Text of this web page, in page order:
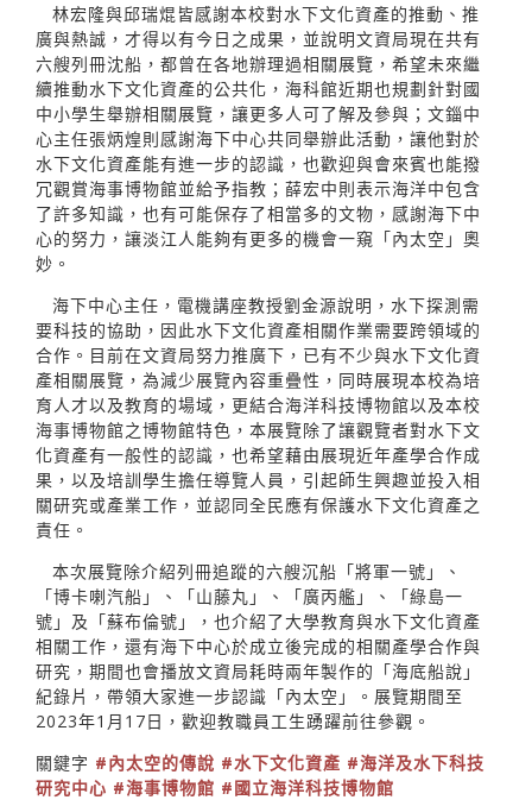
林宏隆與邱瑞焜皆感謝本校對水下文化資產的推動、推
廣與熱誠，才得以有今日之成果，並說明文資局現在共有
六艘列冊沈船，都曾在各地辦理過相關展覽，希望未來繼
續推動水下文化資產的公共化，海科館近期也規劃針對國
中小學生舉辦相關展覽，讓更多人可了解及參與；文錙中
心主任張炳煌則感謝海下中心共同舉辦此活動，讓他對於
水下文化資產能有進一步的認識，也歡迎與會來賓也能撥
冗觀賞海事博物館並給予指教；薛宏中則表示海洋中包含
了許多知識，也有可能保存了相當多的文物，感謝海下中
心的努力，讓淡江人能夠有更多的機會一窺「內太空」奧
妙。
海下中心主任，電機講座教授劉金源說明，水下探測需
要科技的協助，因此水下文化資產相關作業需要跨領域的
合作。目前在文資局努力推廣下，已有不少與水下文化資
產相關展覽，為減少展覽內容重疊性，同時展現本校為培
育人才以及教育的場域，更結合海洋科技博物館以及本校
海事博物館之博物館特色，本展覽除了讓觀覽者對水下文
化資產有一般性的認識，也希望藉由展現近年產學合作成
果，以及培訓學生擔任導覽人員，引起師生興趣並投入相
關研究或產業工作，並認同全民應有保護水下文化資產之
責任。
本次展覽除介紹列冊追蹤的六艘沉船「將軍一號」、
「博卡喇汽船」、「山藤丸」、「廣丙艦」、「綠島一
號」及「蘇布倫號」，也介紹了大學教育與水下文化資產
相關工作，還有海下中心於成立後完成的相關產學合作與
研究，期間也會播放文資局耗時兩年製作的「海底船說」
紀錄片，帶領大家進一步認識「內太空」。展覽期間至
2023年1月17日，歡迎教職員工生踴躍前往參觀。
關鍵字 #內太空的傳說 #水下文化資產 #海洋及水下科技
研究中心 #海事博物館 #國立海洋科技博物館